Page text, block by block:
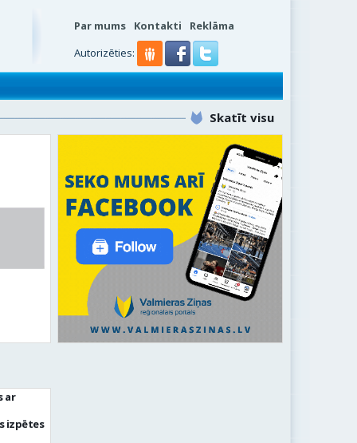
Par mums Kontakti
Reklāma
Autorizēties:
Skatīt visu
ar
izpētes